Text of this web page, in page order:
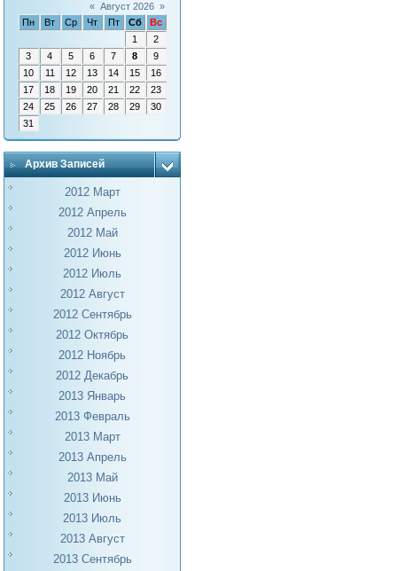
« Август 2026 »
Пн
Вт Ср Чт Пт Сб
Вс
1
2
3
4 5 6 7 8
9
10
11 12 13 14 15
16
17
18 19 20 21 22
23
24
25 26 27 28 29
30
31
Архив Записей
2012 Март
2012 Апрель
2012 Май
2012 Июнь
2012 Июль
2012 Август
2012 Сентябрь
2012 Октябрь
2012 Ноябрь
2012 Декабрь
2013 Январь
2013 Февраль
2013 Март
2013 Апрель
2013 Май
2013 Июнь
2013 Июль
2013 Август
2013 Сентябрь